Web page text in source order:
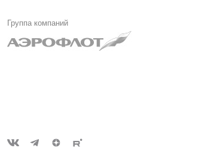
Группа компаний